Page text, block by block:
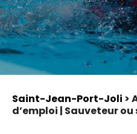
Saint-Jean-Port-Joli >
d’emploi | Sauveteur